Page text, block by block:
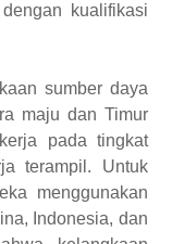
kualifikasi
sumber daya
maju dan Timur
pada tingkat
terampil. Untuk
menggunakan
Indonesia, dan